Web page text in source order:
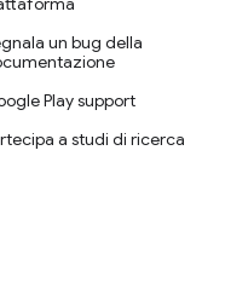
un bug della
Play support
a studi di ricerca